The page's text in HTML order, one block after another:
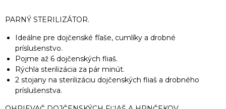
PARNÝ STERILIZÁTOR.
Ideálne pre dojčenské fľaše, cumlíky a drobné
príslušenstvo.
Pojme až 6 dojčenských fliaš.
Rýchla sterilizácia za pár minút.
2 stojany na sterilizáciu dojčenských fliaš a drobného
príslušenstva.